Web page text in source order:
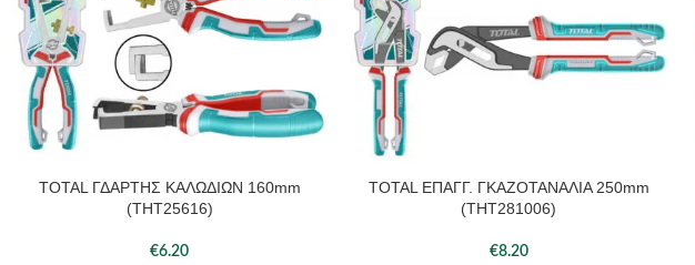
ΠΡΟΣΘΉΚΗ ΣΤΟ ΚΑΛΆΘΙ
TOTAL ΓΔΑΡΤΗΣ ΚΑΛΩΔΙΩΝ 160mm
(THT25616)
€6.20
ΠΡΟΣΘΉΚΗ ΣΤΟ ΚΑΛΆΘΙ
TOTAL ΕΠΑΓΓ. ΓΚΑΖΟΤΑΝΑΛΙΑ 250mm
(THT281006)
€8.20